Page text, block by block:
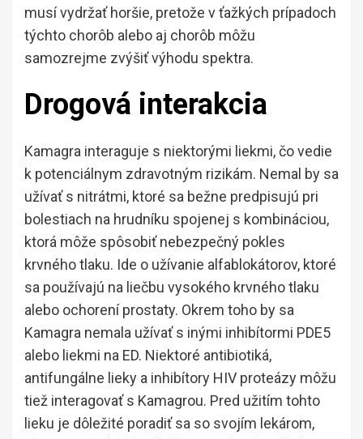
musí vydržať horšie, pretože v ťažkých prípadoch
týchto chorôb alebo aj chorôb môžu
samozrejme zvýšiť výhodu spektra.
Drogová interakcia
Kamagra interaguje s niektorými liekmi, čo vedie
k potenciálnym zdravotným rizikám. Nemal by sa
užívať s nitrátmi, ktoré sa bežne predpisujú pri
bolestiach na hrudníku spojenej s kombináciou,
ktorá môže spôsobiť nebezpečný pokles
krvného tlaku. Ide o užívanie alfablokátorov, ktoré
sa používajú na liečbu vysokého krvného tlaku
alebo ochorení prostaty. Okrem toho by sa
Kamagra nemala užívať s inými inhibítormi PDE5
alebo liekmi na ED. Niektoré antibiotiká,
antifungálne lieky a inhibítory HIV proteázy môžu
tiež interagovať s Kamagrou. Pred užitím tohto
lieku je dôležité poradiť sa so svojím lekárom,